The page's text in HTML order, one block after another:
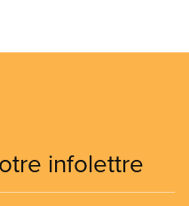
infolettre